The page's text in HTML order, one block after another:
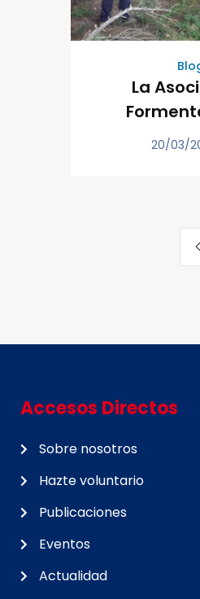
La
Cáncer
20/03/
Accesos Directos
Sobre nosotros
Hazte voluntario
Publicaciones
Eventos
Actualidad